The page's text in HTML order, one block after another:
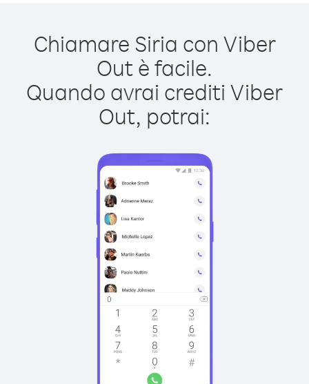
Chiamare Siria con Viber
Out è facile.
Quando avrai crediti Viber
Out, potrai: